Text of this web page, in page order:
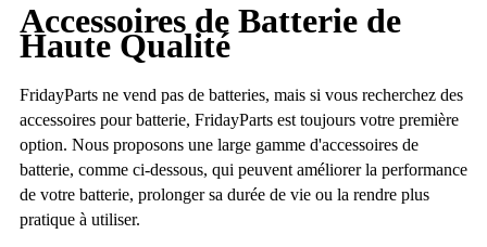
Accessoires de Batterie de
Haute Qualité
FridayParts ne vend pas de batteries, mais si vous recherchez des
accessoires pour batterie, FridayParts est toujours votre première
option. Nous proposons une large gamme d'accessoires de
batterie, comme ci-dessous, qui peuvent améliorer la performance
de votre batterie, prolonger sa durée de vie ou la rendre plus
pratique à utiliser.